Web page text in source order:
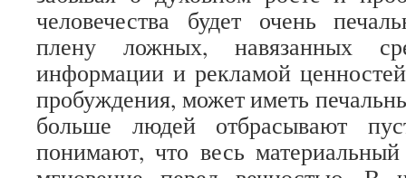
человечества будет очень
плену ложных, навязанных
информации и рекламой
пробуждения, может иметь
больше людей отбрасывают
понимают, что весь